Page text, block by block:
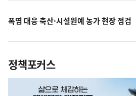
폭염 대응 축산·시설원예 농가 현장 점검
정책포커스